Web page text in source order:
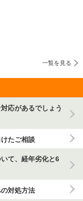
一覧を見る
応があるでしょう
たご相談
て、経年劣化と6
対処方法